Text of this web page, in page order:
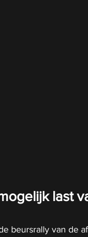
last
beursrally van de